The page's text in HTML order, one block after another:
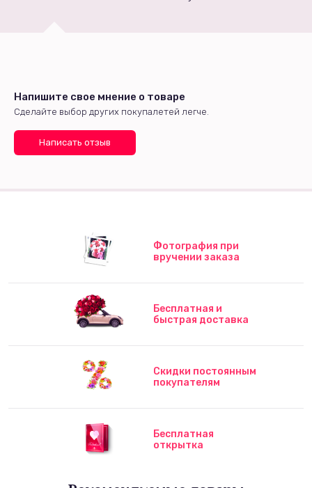
Напишите свое мнение о товаре
Сделайте выбор других покупалетей легче.
Написать отзыв
Фотография при
вручении заказа
Бесплатная и
быстрая доставка
Скидки постоянным
покупателям
Бесплатная
открытка